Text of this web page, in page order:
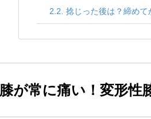
捻じった後は？締めて
膝が常に痛い！変形性